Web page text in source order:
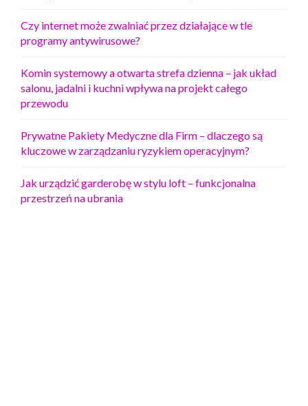
Czy internet może zwalniać przez działające w tle
programy antywirusowe?
Komin systemowy a otwarta strefa dzienna – jak układ
salonu, jadalni i kuchni wpływa na projekt całego
przewodu
Prywatne Pakiety Medyczne dla Firm – dlaczego są
kluczowe w zarządzaniu ryzykiem operacyjnym?
Jak urządzić garderobę w stylu loft – funkcjonalna
przestrzeń na ubrania